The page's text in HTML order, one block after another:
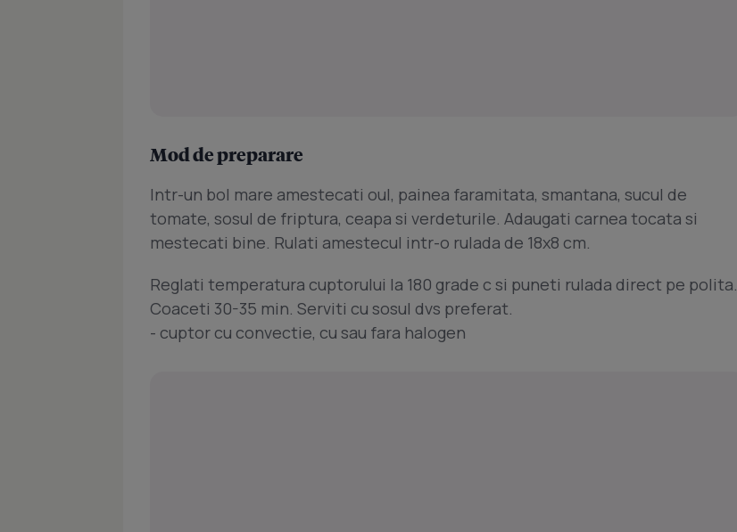
Mod de preparare
Intr-un bol mare amestecati oul, painea faramitata, smantana, sucul de
tomate, sosul de friptura, ceapa si verdeturile. Adaugati carnea tocata si
mestecati bine. Rulati amestecul intr-o rulada de 18x8 cm.
Reglati temperatura cuptorului la 180 grade c si puneti rulada direct pe polita.
Coaceti 30-35 min. Serviti cu sosul dvs preferat.
- cuptor cu convectie, cu sau fara halogen